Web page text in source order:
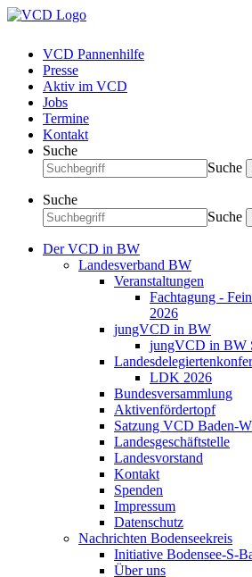
VCD Pannenhilfe
Presse
Aktiv im VCD
Jobs
Termine
Kontakt
Suche
Suche
Suche
Suche
Der VCD in BW
Landesverband BW
Veranstaltungen
Fachtagung -
2026
jungVCD in BW
jungVCD in BW
LDK 2026
Bundesversammlung
Aktivenfördertopf
Satzung VCD Baden-
Landesgeschäftstelle
Landesvorstand
Kontakt
Spenden
Impressum
Datenschutz
Nachrichten Bodenseekreis
Initiative Bodensee-S-
Über uns